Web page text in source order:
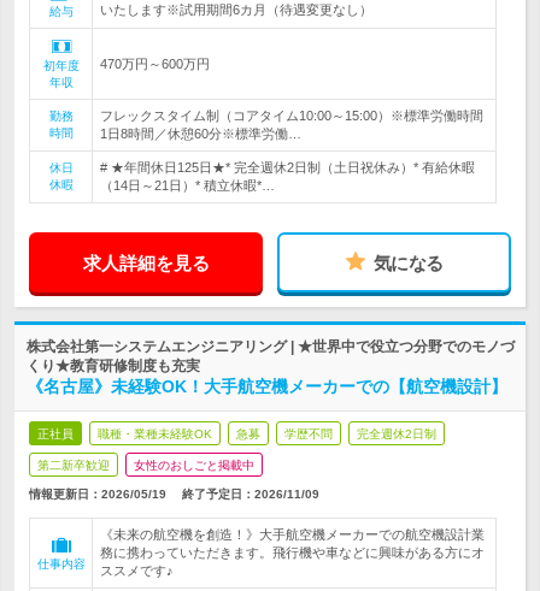
給与
いたします※試用期間6カ月（待遇変更なし）
初年度
年収
470万円～600万円
勤務
時間
フレックスタイム制（コアタイム10:00～15:00）※標準労働時間
1日8時間／休憩60分※標準労働…
休日
休暇
# ★年間休日125日★* 完全週休2日制（土日祝休み）* 有給休暇
（14日～21日）* 積立休暇*…
求人詳細を見る 気になる
株式会社第一システムエンジニアリング | ★世界中で役立つ分野でのモノづ
くり★教育研修制度も充実
《名古屋》未経験OK！大手航空機メーカーでの【航空機設計】
正社員 職種・業種未経験OK 急募 学歴不問 完全週休2日制
第二新卒歓迎 女性のおしごと掲載中
情報更新日：2026/05/19 終了予定日： 2026/11/09
仕事内容
《未来の航空機を創造！》大手航空機メーカーでの航空機設計業
務に携わっていただきます。飛行機や車などに興味がある方にオ
ススメです♪